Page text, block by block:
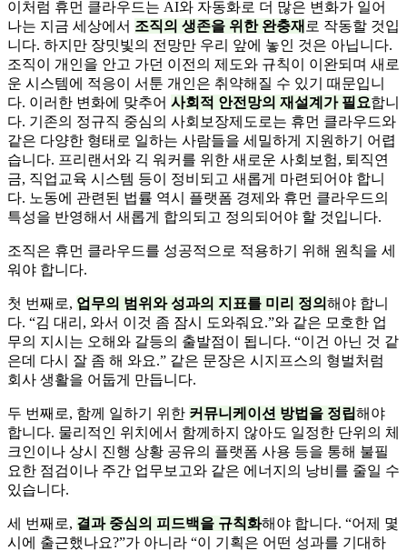
이처럼 휴먼 클라우드는 AI와 자동화로 더 많은 변화가 일어
나는 지금 세상에서 조직의 생존을 위한 완충재 로 작동할 것입
니다. 하지만 장밋빛의 전망만 우리 앞에 놓인 것은 아닙니다.
조직이 개인을 안고 가던 이전의 제도와 규칙이 이완되며 새로
운 시스템에 적응이 서툰 개인은 취약해질 수 있기 때문입니
다. 이러한 변화에 맞추어 사회적 안전망의 재설계가 필요합니
다. 기존의 정규직 중심의 사회보장제도로는 휴먼 클라우드와
같은 다양한 형태로 일하는 사람들을 세밀하게 지원하기 어렵
습니다. 프리랜서와 긱 워커를 위한 새로운 사회보험, 퇴직연
금, 직업교육 시스템 등이 정비되고 새롭게 마련되어야 합니
다. 노동에 관련된 법률 역시 플랫폼 경제와 휴먼 클라우드의
특성을 반영해서 새롭게 합의되고 정의되어야 할 것입니다.
조직은 휴먼 클라우드를 성공적으로 적용하기 위해 원칙을 세
워야 합니다.
첫 번째로, 업무의 범위와 성과의 지표를 미리 정의 해야 합니
다. “김 대리, 와서 이것 좀 잠시 도와줘요.”와 같은 모호한 업
무의 지시는 오해와 갈등의 출발점이 됩니다. “이건 아닌 것 같
은데 다시 잘 좀 해 와요.” 같은 문장은 시지프스의 형벌처럼
회사 생활을 어둡게 만듭니다.
두 번째로, 함께 일하기 위한 커뮤니케이션 방법을 정립해야
합니다. 물리적인 위치에서 함께하지 않아도 일정한 단위의 체
크인이나 상시 진행 상황 공유의 플랫폼 사용 등을 통해 불필
요한 점검이나 주간 업무보고와 같은 에너지의 낭비를 줄일 수
있습니다.
세 번째로, 결과 중심의 피드백을 규칙화해야 합니다. “어제 몇
시에 출근했나요?”가 아니라 “이 기획은 어떤 성과를 기대하